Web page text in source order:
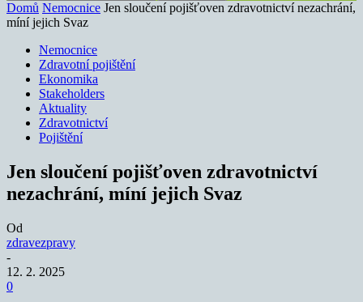
Domů Nemocnice Jen sloučení pojišťoven zdravotnictví nezachrání,
míní jejich Svaz
Nemocnice
Zdravotní pojištění
Ekonomika
Stakeholders
Aktuality
Zdravotnictví
Pojištění
Jen sloučení pojišťoven zdravotnictví
nezachrání, míní jejich Svaz
Od
zdravezpravy
-
12. 2. 2025
0